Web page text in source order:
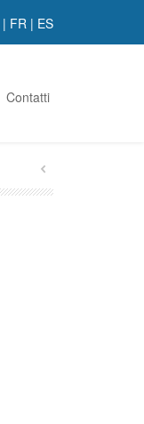
| FR | ES
Contatti